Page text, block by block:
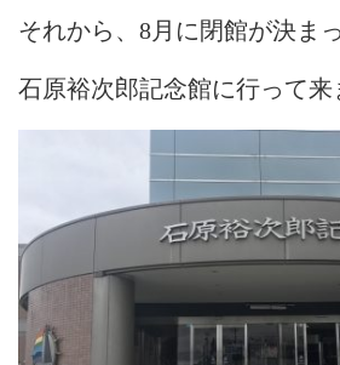
それから、8月に閉館が決ま
石原裕次郎記念館に行って来